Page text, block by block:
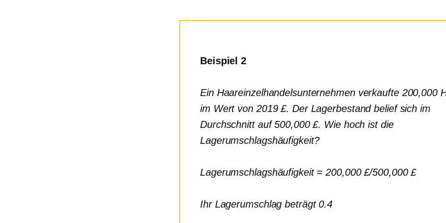
Beispiel 2
Ein Haareinzelhandelsunternehmen verkaufte 200,000
im Wert von 2019 £. Der Lagerbestand belief sich im
Durchschnitt auf 500,000 £. Wie hoch ist die
Lagerumschlagshäufigkeit?
Lagerumschlagshäufigkeit = 200,000 £/500,000 £
Ihr Lagerumschlag beträgt 0.4